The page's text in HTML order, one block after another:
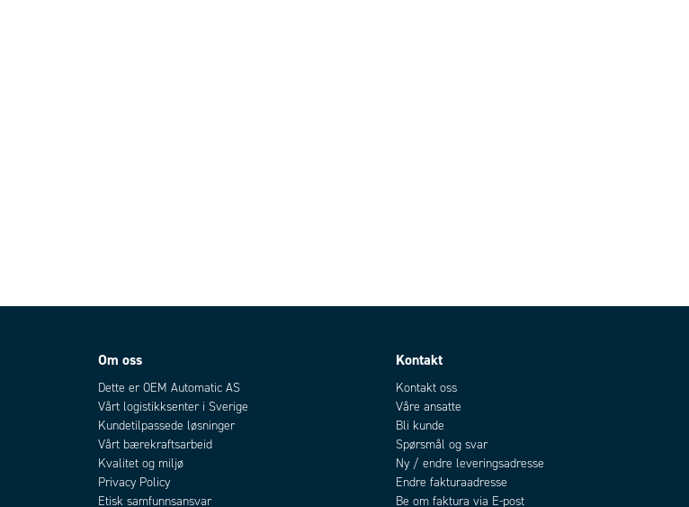
Om oss
Dette er OEM Automatic AS
Vårt logistikksenter i Sverige
Kundetilpassede løsninger
Vårt bærekraftsarbeid
Kvalitet og miljø
Privacy Policy
Etisk samfunnsansvar
Kontakt
Kontakt oss
Våre ansatte
Bli kunde
Spørsmål og svar
Ny / endre leveringsadresse
Endre fakturaadresse
Be om faktura via E-post